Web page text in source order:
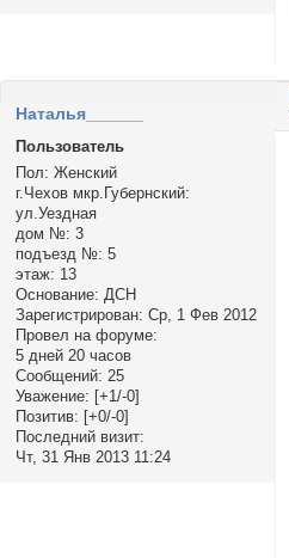
Наталья______
Пользователь
Пол: Женский
г.Чехов мкр.Губернский:
ул.Уездная
дом №: 3
подъезд №: 5
этаж: 13
Основание: ДСН
Зарегистрирован: Ср, 1 Фев 2012
Провел на форуме:
5 дней 20 часов
Сообщений: 25
Уважение: [+1/-0]
Позитив: [+0/-0]
Последний визит:
Чт, 31 Янв 2013 11:24